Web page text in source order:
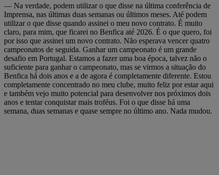
— Na verdade, podem utilizar o que disse na última conferência de
Imprensa, nas últimas duas semanas ou últimos meses. Até podem
utilizar o que disse quando assinei o meu novo contrato. É muito
claro, para mim, que ficarei no Benfica até 2026. É o que quero, foi
por isso que assinei um novo contrato. Não esperava vencer quatro
campeonatos de seguida. Ganhar um campeonato é um grande
desafio em Portugal. Estamos a fazer uma boa época, talvez não o
suficiente para ganhar o campeonato, mas se virmos a situação do
Benfica há dois anos e a de agora é completamente diferente. Estou
completamente concentrado no meu clube, muito feliz por estar aqui
e também vejo muito potencial para desenvolver nos próximos dois
anos e tentar conquistar mais troféus. Foi o que disse há uma
semana, duas semanas e quase sempre no último ano. Nada mudou.